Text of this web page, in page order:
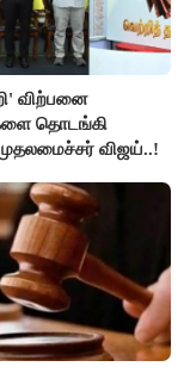
விற்பனை
தொடங்கி
விஜய்..!